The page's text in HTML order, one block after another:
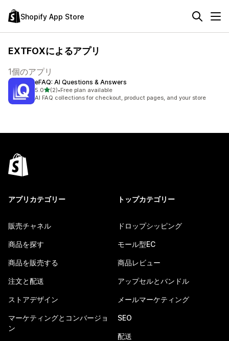
Shopify App Store
EXTFOXによるアプリ
1個のアプリ
eFAQ: AI Questions & Answers
5.05つ星中
(2)
合計レビュー数：2件
•Free plan available
AI FAQ collections for checkout, product pages, and your store
アプリカテゴリー
販売チャネル
商品を探す
商品を販売する
注文と配送
ストアデザイン
マーケティングとコンバージョ
ン
トップカテゴリー
ドロップシッピング
モール型EC
商品レビュー
アップセルとバンドル
メールマーケティング
SEO
配送